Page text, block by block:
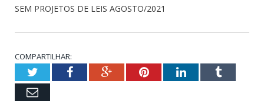
SEM PROJETOS DE LEIS AGOSTO/2021
COMPARTILHAR:
TwitterFacebookGoogle+PinterestLinkedInTumblr
Email